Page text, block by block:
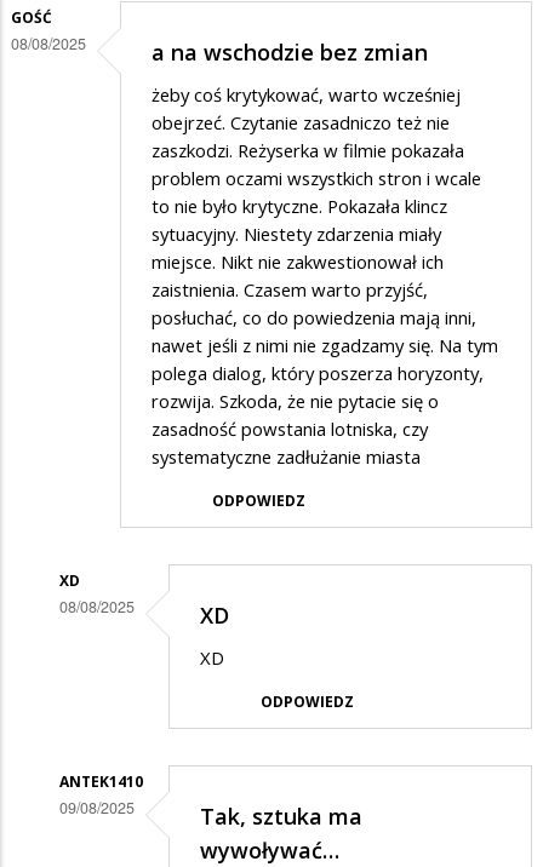
GOŚĆ
08/08/2025 a na wschodzie bez zmian
żeby coś krytykować, warto wcześniej
obejrzeć. Czytanie zasadniczo też nie
zaszkodzi. Reżyserka w filmie pokazała
problem oczami wszystkich stron i wcale
to nie było krytyczne. Pokazała klincz
sytuacyjny. Niestety zdarzenia miały
miejsce. Nikt nie zakwestionował ich
zaistnienia. Czasem warto przyjść,
posłuchać, co do powiedzenia mają inni,
nawet jeśli z nimi nie zgadzamy się. Na tym
polega dialog, który poszerza horyzonty,
rozwija. Szkoda, że nie pytacie się o
zasadność powstania lotniska, czy
systematyczne zadłużanie miasta
ODPOWIEDZ
XD
08/08/2025
odpowiedzi
na
XD
XD
ODPOWIEDZ
ANTEK1410
09/08/2025
Tak, sztuka ma
wywoływać…